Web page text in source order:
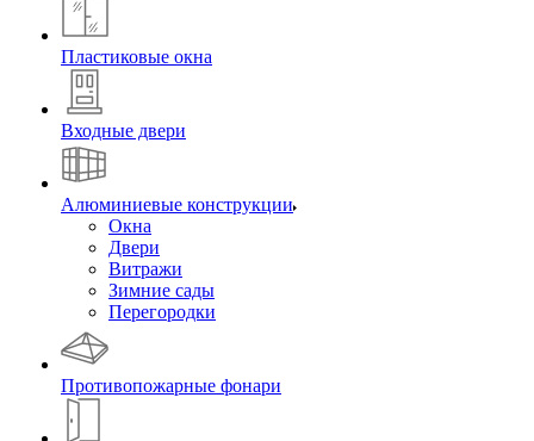
Пластиковые окна
Входные двери
Алюминиевые конструкции
Окна
Двери
Витражи
Зимние сады
Перегородки
Противопожарные фонари